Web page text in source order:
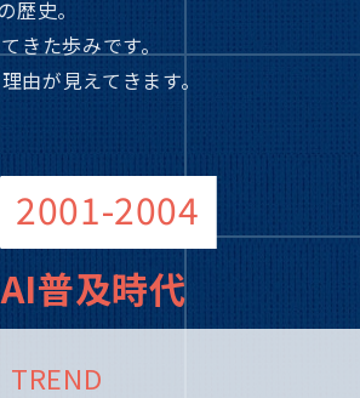
史。
きた歩みです。
由が見えてきます。
2001-2004
普及時代
TREND